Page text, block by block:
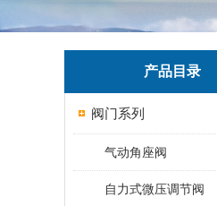
产品目录
阀门系列
气动角座阀
自力式微压调节阀